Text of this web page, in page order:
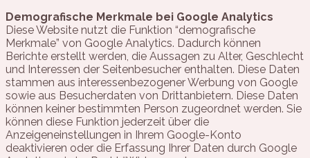
Demografische Merkmale bei Google Analytics
Diese Website nutzt die Funktion “demografische
Merkmale” von Google Analytics. Dadurch können
Berichte erstellt werden, die Aussagen zu Alter, Geschlecht
und Interessen der Seitenbesucher enthalten. Diese Daten
stammen aus interessenbezogener Werbung von Google
sowie aus Besucherdaten von Drittanbietern. Diese Daten
können keiner bestimmten Person zugeordnet werden. Sie
können diese Funktion jederzeit über die
Anzeigeneinstellungen in Ihrem Google-Konto
deaktivieren oder die Erfassung Ihrer Daten durch Google